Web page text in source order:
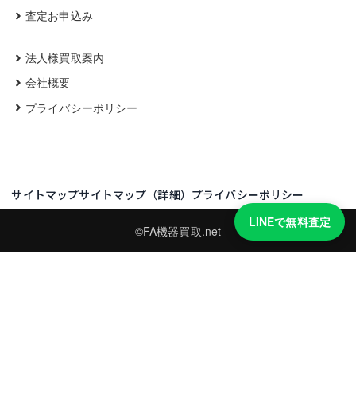
査定お申込み
法人様買取案内
会社概要
プライバシーポリシー
サイトマップサイトマップ（詳細） プライバシーポリシー
©FA機器買取.net
LINEで無料査定